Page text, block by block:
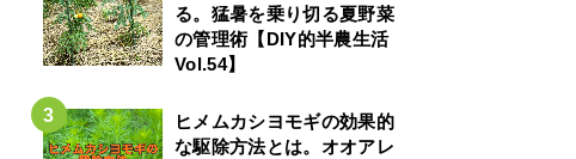
る。猛暑を乗り切る夏野菜
の管理術【DIY的半農生活
Vol.54】
ヒメムカシヨモギの効果的
な駆除方法とは。オオアレ